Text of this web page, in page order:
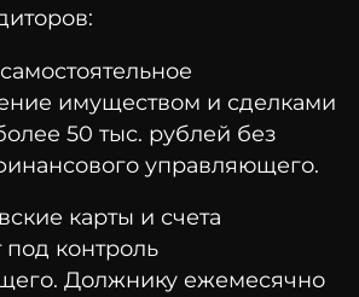
имуществом и сделками
50 тыс. рублей без
управляющего.
карты и счета
под контроль
Должнику ежемесячно